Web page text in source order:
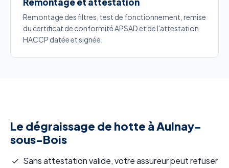
Remontage des filtres, test de fonctionnement, remise
du certificat de conformité APSAD et de l'attestation
HACCP datée et signée.
Le dégraissage de hotte à Aulnay-
sous-Bois
Sans attestation valide, votre assureur peut refuser